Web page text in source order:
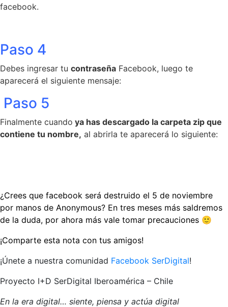
facebook.
Paso 4
Debes ingresar tu contraseña Facebook, luego te
aparecerá el siguiente mensaje:
Paso 5
Finalmente cuando ya has descargado la carpeta zip que
contiene tu nombre, al abrirla te aparecerá lo siguiente:
¿Crees que facebook será destruido el 5 de noviembre
por manos de Anonymous? En tres meses más saldremos
de la duda, por ahora más vale tomar precauciones 🙂
¡Comparte esta nota con tus amigos!
¡Únete a nuestra comunidad Facebook SerDigital!
Proyecto I+D SerDigital Iberoamérica – Chile
En la era digital… siente, piensa y actúa digital